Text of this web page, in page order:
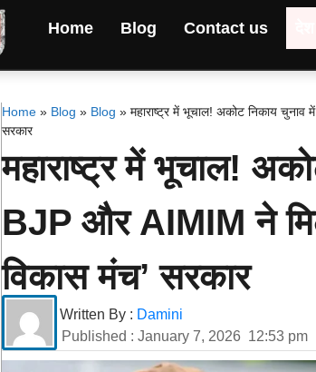
Home Blog Contact us
Home» Blog » Blog » महाराष्ट्र में भूचाल! अकोट निकाय
सरकार
महाराष्ट्र में भूचाल!
BJP और AIMIM ने
विकास मंच’ सरकार
Written By : Damini
Published :January 7, 2026 12:53 pm